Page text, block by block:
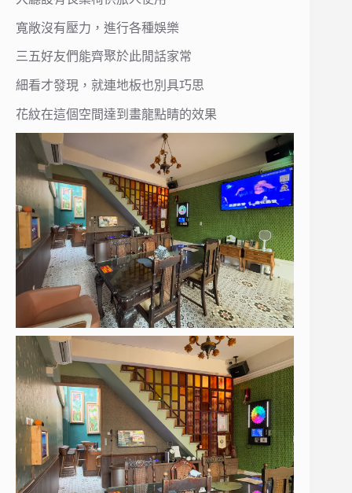
寬敞沒有壓力，進行各種娛樂
三五好友們能齊聚於此閒話家常
細看才發現，就連地板也別具巧思
花紋在這個空間達到畫龍點睛的效果